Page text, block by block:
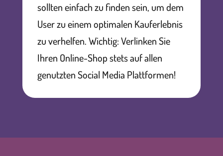
sollten einfach zu finden sein, um dem
User zu einem optimalen Kauferlebnis
zu verhelfen. Wichtig: Verlinken Sie
Ihren Online-Shop stets auf allen
genutzten Social Media Plattformen!